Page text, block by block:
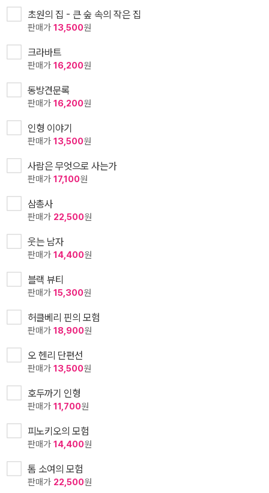
초원의 집 - 큰 숲 속의 작은 집
판매가 13,500원
크라바트
판매가 16,200원
동방견문록
판매가 16,200원
인형 이야기
판매가 13,500원
사람은 무엇으로 사는가
판매가 17,100원
삼총사
판매가 22,500원
웃는 남자
판매가 14,400원
블랙 뷰티
판매가 15,300원
허클베리 핀의 모험
판매가 18,900원
오 헨리 단편선
판매가 13,500원
호두까기 인형
판매가 11,700원
피노키오의 모험
판매가 14,400원
톰 소여의 모험
판매가 22,500원